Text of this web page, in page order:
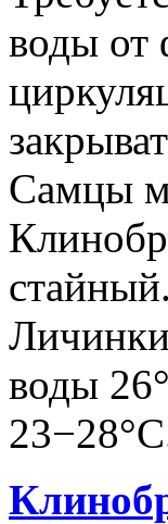
воды от
Самцы
воды